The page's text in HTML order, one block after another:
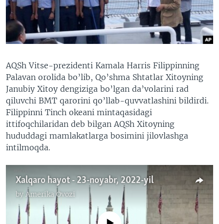
VIDEO
XABARLAR SURATLARDA
ODNOKLASSNIKI
TELEGRAM
TWITTER
SOUNDCLOUD
VOA
AQSh Vitse-prezidenti Kamala Harris Filippinning
Palavan orolida bo’lib, Qo’shma Shtatlar Xitoyning
Janubiy Xitoy dengiziga bo’lgan da’volarini rad
qiluvchi BMT qarorini qo’llab-quvvatlashini bildirdi.
Filippinni Tinch okeani mintaqasidagi
ittifoqchilaridan deb bilgan AQSh Xitoyning
hududdagi mamlakatlarga bosimini jilovlashga
intilmoqda.
Xalqaro hayot - 23-noyabr, 2022-yil
by Amerika Ovozi
No media source currently available